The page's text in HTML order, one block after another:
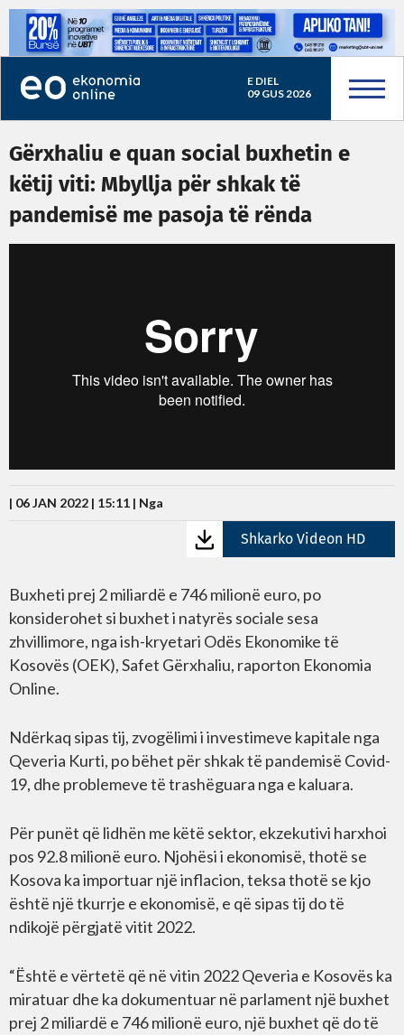
E DIEL
09 GUS 2026
Gërxhaliu e quan social buxhetin e
këtij viti: Mbyllja për shkak të
pandemisë me pasoja të rënda
| 06 JAN 2022 | 15:11 | Nga
Shkarko Videon HD
Buxheti prej 2 miliardë e 746 milionë euro, po
konsiderohet si buxhet i natyrës sociale sesa
zhvillimore, nga ish-kryetari Odës Ekonomike të
Kosovës (OEK), Safet Gërxhaliu, raporton Ekonomia
Online.
Ndërkaq sipas tij, zvogëlimi i investimeve kapitale nga
Qeveria Kurti, po bëhet për shkak të pandemisë Covid-
19, dhe problemeve të trashëguara nga e kaluara.
Për punët që lidhën me këtë sektor, ekzekutivi harxhoi
pos 92.8 milionë euro. Njohësi i ekonomisë, thotë se
Kosova ka importuar një inflacion, teksa thotë se kjo
është një tkurrje e ekonomisë, e që sipas tij do të
ndikojë përgjatë vitit 2022.
“Është e vërtetë që në vitin 2022 Qeveria e Kosovës ka
miratuar dhe ka dokumentuar në parlament një buxhet
prej 2 miliardë e 746 milionë euro, një buxhet që do të